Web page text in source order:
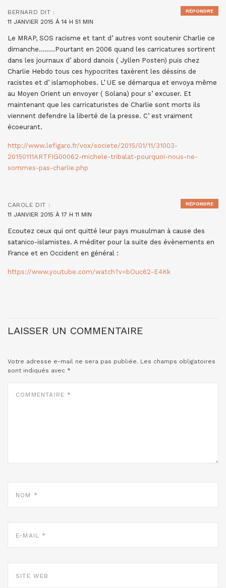
BERNARD DIT :
11 JANVIER 2015 À 14 H 51 MIN
Le MRAP, SOS racisme et tant d’ autres vont soutenir Charlie ce
dimanche……..Pourtant en 2006 quand les carricatures sortirent
dans les journaux d’ abord danois ( Jyllen Posten) puis chez
Charlie Hebdo tous ces hypocrites taxèrent les déssins de
racistes et d’ islamophobes. L’ UE se démarqua et envoya même
au Moyen Orient un envoyer ( Solana) pour s’ excuser. Et
maintenant que les carricaturistes de Charlie sont morts ils
viennent defendre la liberté de la presse. C’ est vraiment
écoeurant.
http://www.lefigaro.fr/vox/societe/2015/01/11/31003-
20150111ARTFIG00062-michele-tribalat-pourquoi-nous-ne-
sommes-pas-charlie.php
RÉPONDRE
CAROLE DIT :
11 JANVIER 2015 À 17 H 11 MIN
Ecoutez ceux qui ont quitté leur pays musulman à cause des
satanico-islamistes. A méditer pour la suite des évènements en
France et en Occident en général :
https://www.youtube.com/watch?v=bOuc62-E4Kk
RÉPONDRE
LAISSER UN COMMENTAIRE
Votre adresse e-mail ne sera pas publiée. Les champs obligatoires
sont indiqués avec *
COMMENTAIRE
NOM
E-
MAIL
SITE
WEB